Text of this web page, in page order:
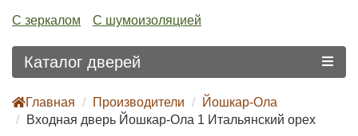
С зеркалом С шумоизоляцией
Каталог дверей
Главная Производители
Йошкар-Ола
Входная дверь Йошкар-Ола 1 Итальянский орех